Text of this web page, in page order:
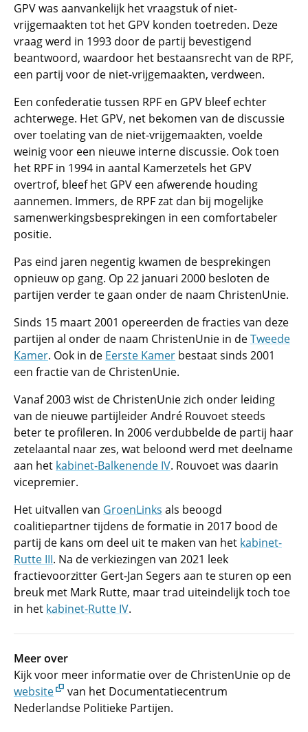
GPV was aanvankelijk het vraagstuk of niet-
vrijgemaakten tot het GPV konden toetreden. Deze
vraag werd in 1993 door de partij bevestigend
beantwoord, waardoor het bestaansrecht van de RPF,
een partij voor de niet-vrijgemaakten, verdween.
Een confederatie tussen RPF en GPV bleef echter
achterwege. Het GPV, net bekomen van de discussie
over toelating van de niet-vrijgemaakten, voelde
weinig voor een nieuwe interne discussie. Ook toen
het RPF in 1994 in aantal Kamerzetels het GPV
overtrof, bleef het GPV een afwerende houding
aannemen. Immers, de RPF zat dan bij mogelijke
samenwerkingsbesprekingen in een comfortabeler
positie.
Pas eind jaren negentig kwamen de besprekingen
opnieuw op gang. Op 22 januari 2000 besloten de
partijen verder te gaan onder de naam ChristenUnie.
Sinds 15 maart 2001 opereerden de fracties van deze
partijen al onder de naam ChristenUnie in deTweede
Kamer. Ook in de Eerste Kamer bestaat sinds 2001
een fractie van de ChristenUnie.
Vanaf 2003 wist de ChristenUnie zich onder leiding
van de nieuwe partijleider André Rouvoet steeds
beter te profileren. In 2006 verdubbelde de partij haar
zetelaantal naar zes, wat beloond werd met deelname
aan het kabinet-Balkenende IV. Rouvoet was daarin
vicepremier.
Het uitvallen van GroenLinks als beoogd
coalitiepartner tijdens de formatie in 2017 bood de
partij de kans om deel uit te maken van het kabinet-
Rutte III. Na de verkiezingen van 2021 leek
fractievoorzitter Gert-Jan Segers aan te sturen op een
breuk met Mark Rutte, maar trad uiteindelijk toch toe
in het kabinet-Rutte IV.
Meer over
Kijk voor meer informatie over de ChristenUnie op de
website
van het Documentatiecentrum
Nederlandse Politieke Partijen.